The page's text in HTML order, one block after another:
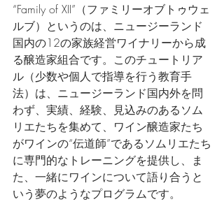
“Family of XII”（ファミリーオブトゥウェ
ルブ）というのは、ニュージーランド
国内の12の家族経営ワイナリーから成
る醸造家組合です。このチュートリア
ル（少数や個人で指導を行う教育手
法）は、ニュージーランド国内外を問
わず、実績、経験、見込みのあるソム
リエたちを集めて、ワイン醸造家たち
がワインの“伝道師”であるソムリエたち
に専門的なトレーニングを提供し、ま
た、一緒にワインについて語り合うと
いう夢のようなプログラムです。